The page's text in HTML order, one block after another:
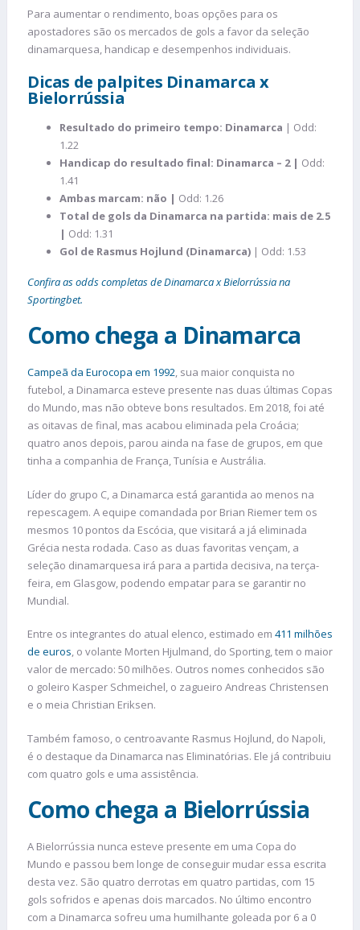
Para aumentar o rendimento, boas opções para os
apostadores são os mercados de gols a favor da seleção
dinamarquesa, handicap e desempenhos individuais.
Dicas de palpites Dinamarca x
Bielorrússia
Resultado do primeiro tempo: Dinamarca | Odd:
1.22
Handicap do resultado final: Dinamarca – 2 | Odd:
1.41
Ambas marcam: não | Odd: 1.26
Total de gols da Dinamarca na partida: mais de 2.5
| Odd: 1.31
Gol de Rasmus Hojlund (Dinamarca) | Odd: 1.53
Confira as odds completas de Dinamarca x Bielorrússia na
Sportingbet.
Como chega a Dinamarca
Campeã da Eurocopa em 1992, sua maior conquista no
futebol, a Dinamarca esteve presente nas duas últimas Copas
do Mundo, mas não obteve bons resultados. Em 2018, foi até
as oitavas de final, mas acabou eliminada pela Croácia;
quatro anos depois, parou ainda na fase de grupos, em que
tinha a companhia de França, Tunísia e Austrália.
Líder do grupo C, a Dinamarca está garantida ao menos na
repescagem. A equipe comandada por Brian Riemer tem os
mesmos 10 pontos da Escócia, que visitará a já eliminada
Grécia nesta rodada. Caso as duas favoritas vençam, a
seleção dinamarquesa irá para a partida decisiva, na terça-
feira, em Glasgow, podendo empatar para se garantir no
Mundial.
Entre os integrantes do atual elenco, estimado em 411 milhões
de euros, o volante Morten Hjulmand, do Sporting, tem o maior
valor de mercado: 50 milhões. Outros nomes conhecidos são
o goleiro Kasper Schmeichel, o zagueiro Andreas Christensen
e o meia Christian Eriksen.
Também famoso, o centroavante Rasmus Hojlund, do Napoli,
é o destaque da Dinamarca nas Eliminatórias. Ele já contribuiu
com quatro gols e uma assistência.
Como chega a Bielorrússia
A Bielorrússia nunca esteve presente em uma Copa do
Mundo e passou bem longe de conseguir mudar essa escrita
desta vez. São quatro derrotas em quatro partidas, com 15
gols sofridos e apenas dois marcados. No último encontro
com a Dinamarca sofreu uma humilhante goleada por 6 a 0